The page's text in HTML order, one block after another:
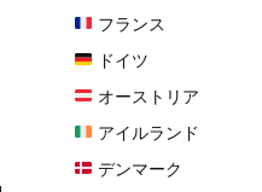
フランス
ドイツ
オーストリア
アイルランド
デンマーク